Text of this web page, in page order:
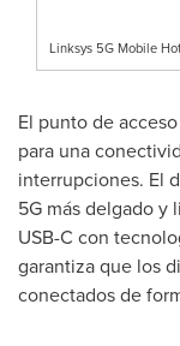
Linksys 5G Mobile
El punto de
para una
interrupciones. El
5G más delgado
USB-C con
garantiza que los
conectados de